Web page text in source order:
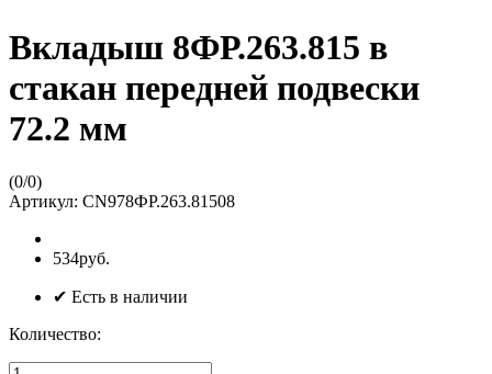
Вкладыш 8ФР.263.815 в
стакан передней подвески
72.2 мм
(0/0)
Артикул: CN978ФР.263.81508
534руб.
✔ Есть в наличии
Количество: